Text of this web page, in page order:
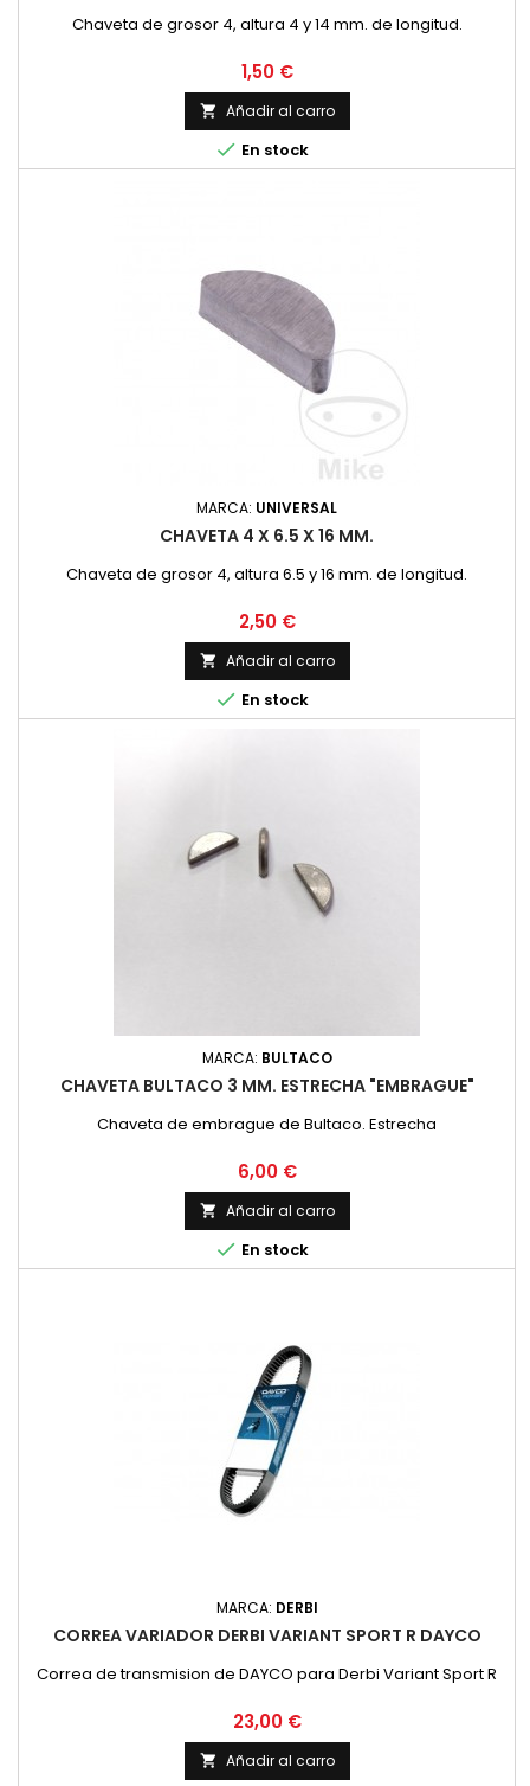
Chaveta de grosor 4, altura 4 y 14 mm. de longitud.
Precio
1,50 €
 Añadir al carro
 En stock
MARCA: UNIVERSAL
CHAVETA 4 X 6.5 X 16 MM.
Chaveta de grosor 4, altura 6.5 y 16 mm. de longitud.
Precio
2,50 €
 Añadir al carro
 En stock
MARCA: BULTACO
CHAVETA BULTACO 3 MM. ESTRECHA "EMBRAGUE"
Chaveta de embrague de Bultaco. Estrecha
Precio
6,00 €
 Añadir al carro
 En stock
MARCA: DERBI
CORREA VARIADOR DERBI VARIANT SPORT R DAYCO
Correa de transmision de DAYCO para Derbi Variant Sport R
Precio
23,00 €
 Añadir al carro